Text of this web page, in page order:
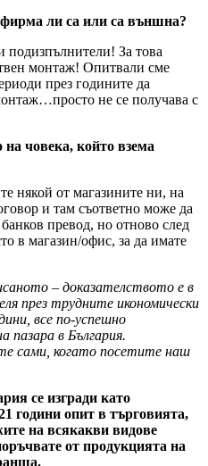
ли са или са външна?
За това
монтаж! Опитвали сме
през годините да
не се получава с
човека, който взема
някой от магазините ни, на
и там съответно може да
превод, но отново след
в магазин/офис, за да имате
– доказателството е в
през трудните икономически
все по-успешно
пазара в България.
сами, когато посетите наш
се изгради като
години опит в търговията,
на всякакви видове
от продукцията на